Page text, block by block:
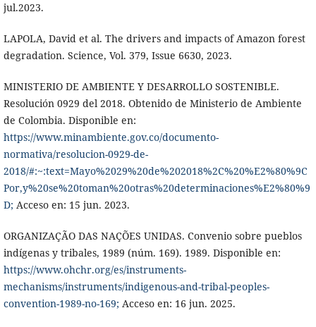
jul.2023.
LAPOLA, David et al. The drivers and impacts of Amazon forest
degradation. Science, Vol. 379, Issue 6630, 2023.
MINISTERIO DE AMBIENTE Y DESARROLLO SOSTENIBLE.
Resolución 0929 del 2018. Obtenido de Ministerio de Ambiente
de Colombia. Disponible en:
https://www.minambiente.gov.co/documento-
normativa/resolucion-0929-de-
2018/#:~:text=Mayo%2029%20de%202018%2C%20%E2%80%9C
Por,y%20se%20toman%20otras%20determinaciones%E2%80%9
D; Acceso en: 15 jun. 2023.
ORGANIZAÇÃO DAS NAÇÕES UNIDAS. Convenio sobre pueblos
indígenas y tribales, 1989 (núm. 169). 1989. Disponible en:
https://www.ohchr.org/es/instruments-
mechanisms/instruments/indigenous-and-tribal-peoples-
convention-1989-no-169; Acceso en: 16 jun. 2025.